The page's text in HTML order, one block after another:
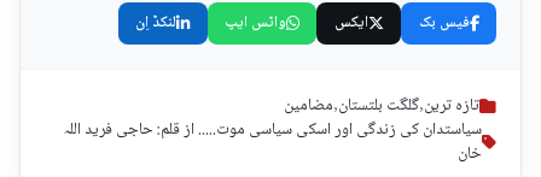
فیس بک ایکس واٹس ایپ لنکڈ اِن
تازہ ترین,گلگت بلتستان,مضامین
سیاستدان کی زندگی اور اسکی سیاسی موت..... از قلم: حاجی فرید اللہ
خان